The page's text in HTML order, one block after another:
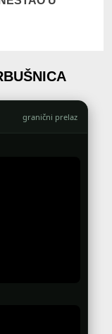
granični prelaz